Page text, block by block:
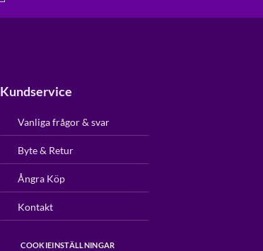
Kundservice
Vanliga frågor & svar
Byte & Retur
Ångra Köp
Kontakt
COOKIEINSTÄLLNINGAR